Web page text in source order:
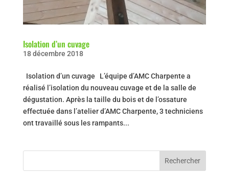
Isolation d’un cuvage
18 décembre 2018
Isolation d’un cuvage L’équipe d’AMC Charpente a
réalisé l’isolation du nouveau cuvage et de la salle de
dégustation. Après la taille du bois et de l’ossature
effectuée dans l’atelier d’AMC Charpente, 3 techniciens
ont travaillé sous les rampants...